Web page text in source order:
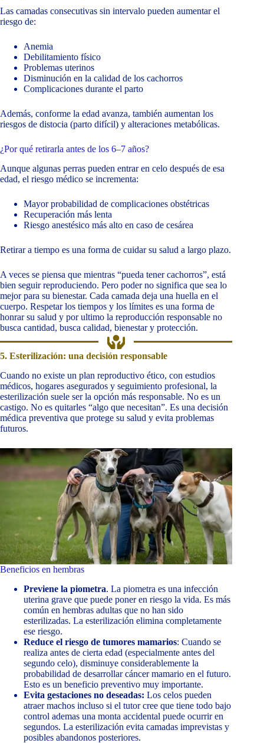
Las camadas consecutivas sin intervalo pueden aumentar el
riesgo de:
Anemia
Debilitamiento físico
Problemas uterinos
Disminución en la calidad de los cachorros
Complicaciones durante el parto
Además, conforme la edad avanza, también aumentan los
riesgos de distocia (parto difícil) y alteraciones metabólicas.
¿Por qué retirarla antes de los 6–7 años?
Aunque algunas perras pueden entrar en celo después de esa
edad, el riesgo médico se incrementa:
Mayor probabilidad de complicaciones obstétricas
Recuperación más lenta
Riesgo anestésico más alto en caso de cesárea
Retirar a tiempo es una forma de cuidar su salud a largo plazo.
A veces se piensa que mientras “pueda tener cachorros”, está
bien seguir reproduciendo. Pero poder no significa que sea lo
mejor para su bienestar. Cada camada deja una huella en el
cuerpo. Respetar los tiempos y los límites es una forma de
honrar su salud y por ultimo la reproducción responsable no
busca cantidad, busca calidad, bienestar y protección.
5. Esterilización: una decisión responsable
Cuando no existe un plan reproductivo ético, con estudios
médicos, hogares asegurados y seguimiento profesional, la
esterilización suele ser la opción más responsable. No es un
castigo. No es quitarles “algo que necesitan”. Es una decisión
médica preventiva que protege su salud y evita problemas
futuros.
Beneficios en hembras
Previene la piometra. La piometra es una infección
uterina grave que puede poner en riesgo la vida. Es más
común en hembras adultas que no han sido
esterilizadas. La esterilización elimina completamente
ese riesgo.
Reduce el riesgo de tumores mamarios: Cuando se
realiza antes de cierta edad (especialmente antes del
segundo celo), disminuye considerablemente la
probabilidad de desarrollar cáncer mamario en el futuro.
Esto es un beneficio preventivo muy importante.
Evita gestaciones no deseadas: Los celos pueden
atraer machos incluso si el tutor cree que tiene todo bajo
control ademas una monta accidental puede ocurrir en
segundos. La esterilización evita camadas imprevistas y
posibles abandonos posteriores.